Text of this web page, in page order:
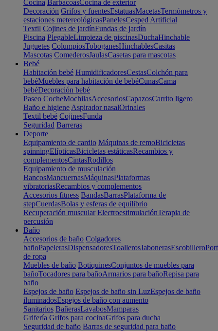
Cocina BarbacoasCocina de exterior
Decoración Grifos y fuentesEstatuasMacetasTermómetros y
estaciones metereológicasPanelesCesped Artificial
Textil Cojines de jardínFundas de jardín
Piscina PlegableLimpieza de piscinasDuchaHinchable
Juguetes ColumpiosToboganesHinchablesCasitas
Mascotas ComederosJaulasCasetas para mascotas
Bebé
Habitación bebé HumidificadoresCestasColchón para
bebéMuebles para habitación de bebéCunasCama
bebéDecoración bebé
Paseo CocheMochilasAccesoriosCapazosCarrito ligero
Baño e higiene Aspirador nasalOrinales
Textil bebé CojinesFunda
Seguridad Barreras
Deporte
Equipamiento de cardio Máquinas de remoBicicletas
spinningElípticasBicicletas estáticasRecambios y
complementosCintasRodillos
Equipamiento de musculación
BancosMancuernasMáquinasPlataformas
vibratoriasRecambios y complementos
Accesorios fitness BandasBarrasPlataforma de
stepCuerdasBolas y esferas de equilibrio
Recuperación muscular ElectroestimulaciónTerapia de
percusión
Baño
Accesorios de baño Colgadores
bañoPapelerasDispensadoresToallerosJabonerasEscobillero
de ropa
Muebles de baño BotiquinesConjuntos de muebles para
bañoTocadores para bañoArmarios para bañoRepisa para
baño
Espejos de baño Espejos de baño sin LuzEspejos de baño
iluminadosEspejos de baño con aumento
Sanitarios BañerasLavabosMamparas
Grifería Grifos para cocinaGrifos para ducha
Seguridad de baño Barras de seguridad para baño